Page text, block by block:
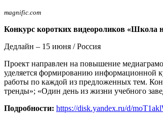
magnific.com
Конкурс коротких видеороликов
Дедлайн – 15 июня / Россия
Проект направлен на повышение
уделяется формированию информационной
работы по каждой из предложенных тем.
тренды»; «Один день из жизни учебного
Подробности: https://disk.yandex.ru/d/